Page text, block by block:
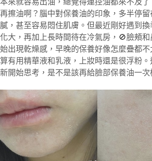
本來就容易出油，總覺得連控油都來不及
再擦油啊？腦中對保養油的印象，多半停
膩，甚至容易悶住肌膚。但最近剛好遇到換
化大，再加上長時間待在冷氣房，🚫臉頰和
始出現乾燥感，早晚的保養好像怎麼疊都
算有用精華液和乳液，上妝時還是很浮粉。
新開始思考，是不是該再給臉部保養油一次